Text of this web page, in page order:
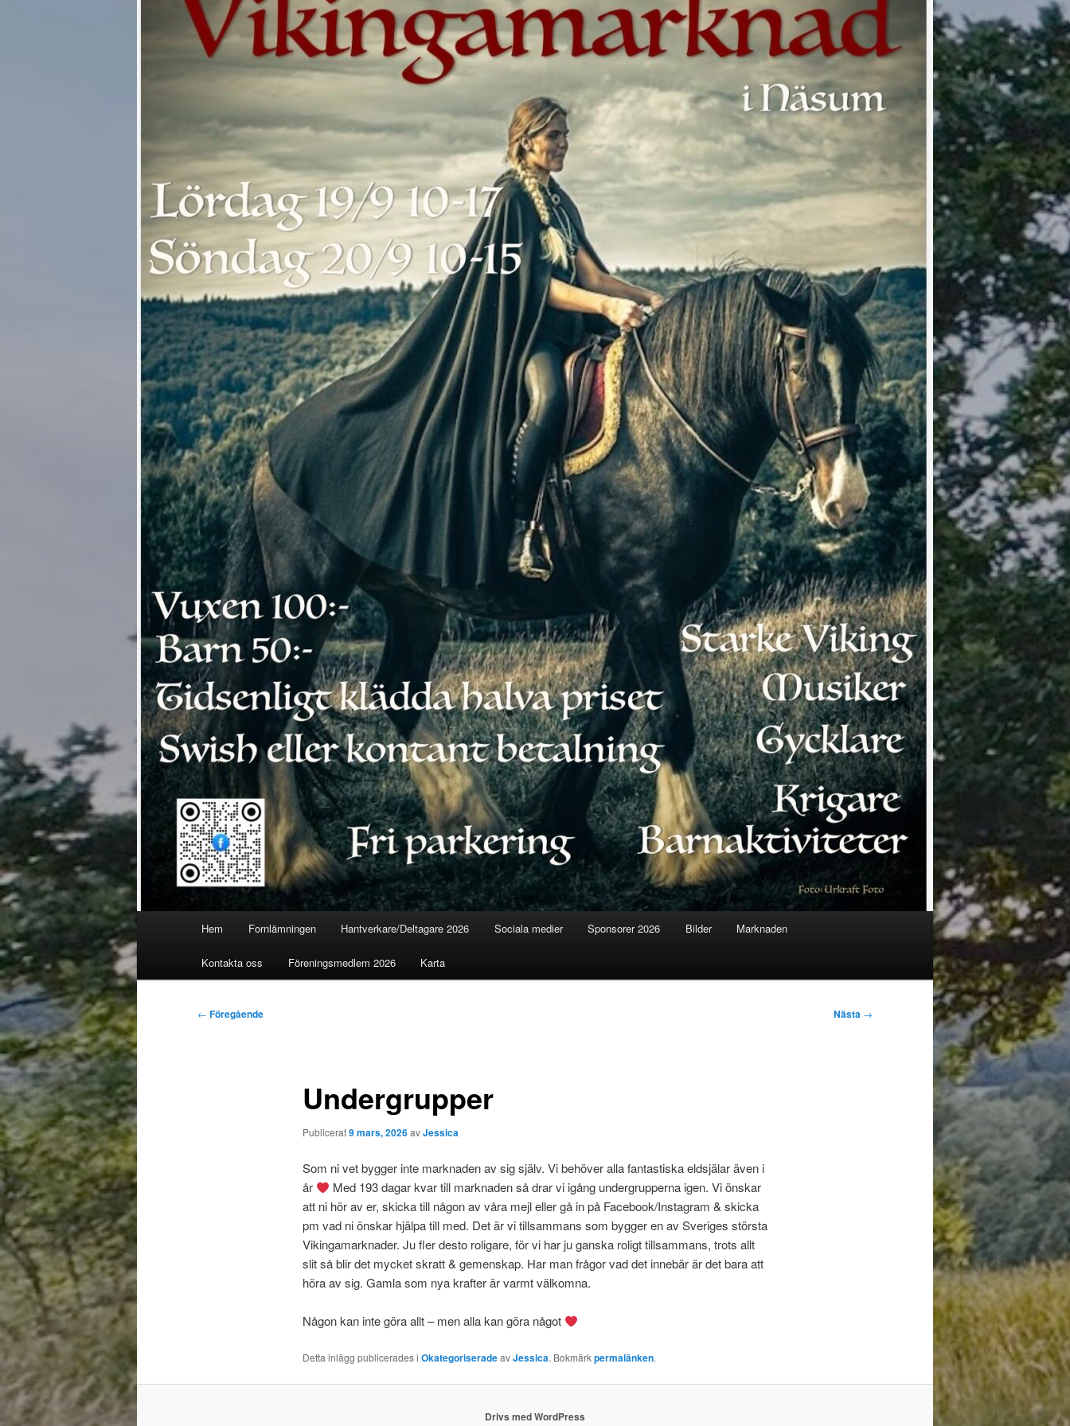
Hem Fornlämningen Hantverkare/Deltagare 2026 Sociala medier Sponsorer 2026 Bilder Marknaden
Kontakta oss Föreningsmedlem 2026 Karta
Inläggsnavigering
← Föregående Nästa →
Undergrupper
Publicerat9 mars, 2026avJessica
Som ni vet bygger inte marknaden av sig själv. Vi behöver alla fantastiska eldsjälar även i
år
Med 193 dagar kvar till marknaden så drar vi igång undergrupperna igen. Vi önskar
att ni hör av er, skicka till någon av våra mejl eller gå in på Facebook/Instagram & skicka
pm vad ni önskar hjälpa till med. Det är vi tillsammans som bygger en av Sveriges största
Vikingamarknader. Ju fler desto roligare, för vi har ju ganska roligt tillsammans, trots allt
slit så blir det mycket skratt & gemenskap. Har man frågor vad det innebär är det bara att
höra av sig. Gamla som nya krafter är varmt välkomna.
Någon kan inte göra allt – men alla kan göra något
Detta inlägg publicerades i OkategoriseradeavJessica. Bokmärkpermalänken.
Drivs med WordPress